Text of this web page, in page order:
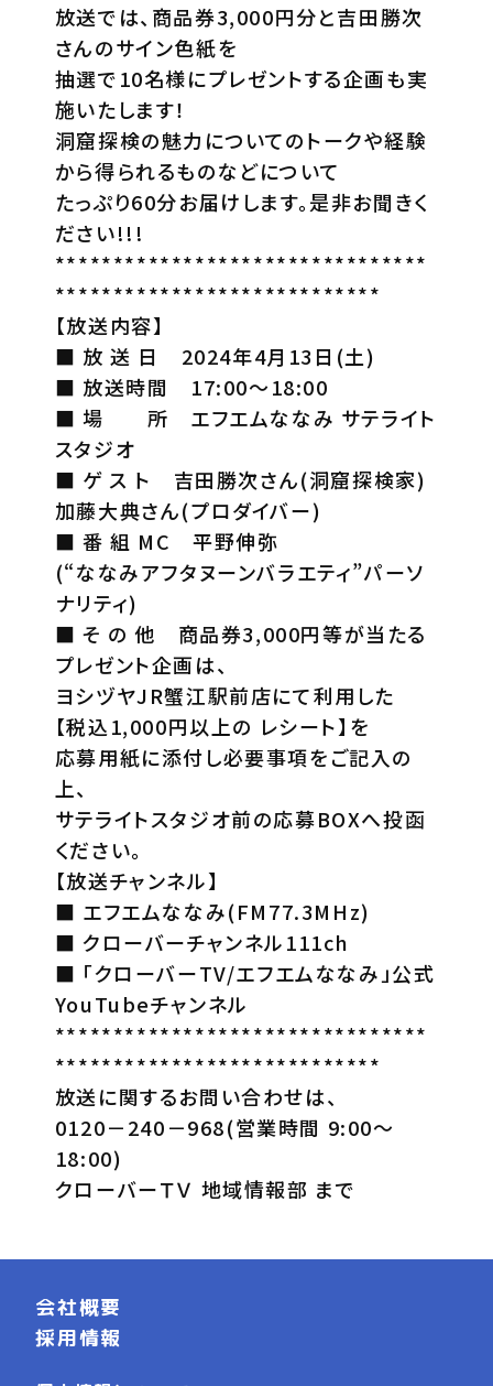
放送では、商品券3,000円分と吉田勝次
さんのサイン色紙を
抽選で10名様にプレゼントする企画も実
施いたします！
洞窟探検の魅力についてのトークや経験
から得られるものなどについて
たっぷり60分お届けします。是非お聞きく
ださい!!!
********************************
****************************
【放送内容】
■ 放 送 日 2024年4月13日(土)
■ 放送時間 17:00～18:00
■ 場 所 エフエムななみ サテライト
スタジオ
■ ゲ ス ト 吉田勝次さん(洞窟探検家)
加藤大典さん(プロダイバー)
■ 番 組 MC 平野伸弥
(“ななみアフタヌーンバラエティ”パーソ
ナリティ)
■ そ の 他 商品券3,000円等が当たる
プレゼント企画は、
ヨシヅヤJR蟹江駅前店にて利用した
【税込1,000円以上の レシート】を
応募用紙に添付し必要事項をご記入の
上、
サテライトスタジオ前の応募BOXへ投函
ください。
【放送チャンネル】
■ エフエムななみ(FM77.3MHz)
■ クローバーチャンネル111ch
■ 「クローバーTV/エフエムななみ」公式
YouTubeチャンネル
********************************
****************************
放送に関するお問い合わせは、
0120－240－968(営業時間 9:00～
18:00)
クローバーＴＶ 地域情報部 まで
会社概要
採用情報